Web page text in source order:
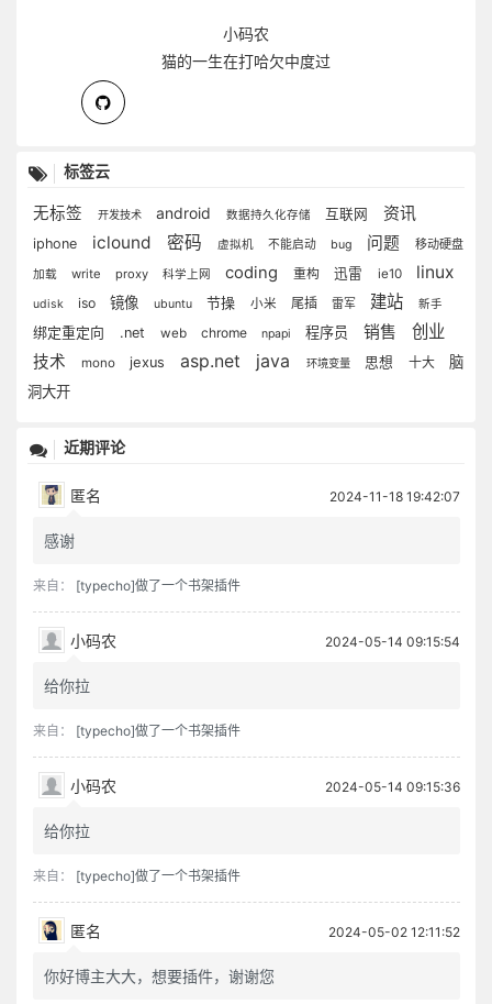
小码农
猫的一生在打哈欠中度过
标签云
无标签 开发技术 android 数据持久化存储 互联网 资讯
iphone iclound 密码 虚拟机 不能启动 bug 问题 移动硬盘
加载 write proxy 科学上网 coding 重构 迅雷 ie10 linux
udisk iso 镜像 ubuntu 节操 小米 尾插 雷军 建站 新手
绑定重定向 .net web chrome npapi 程序员 销售 创业
技术 mono jexus asp.net java 环境变量 思想 十大
脑
洞大开
近期评论
匿名 2024-11-18 19:42:07
感谢
来自： [typecho]做了一个书架插件
小码农 2024-05-14 09:15:54
给你拉
来自： [typecho]做了一个书架插件
小码农 2024-05-14 09:15:36
给你拉
来自： [typecho]做了一个书架插件
匿名 2024-05-02 12:11:52
你好博主大大，想要插件，谢谢您